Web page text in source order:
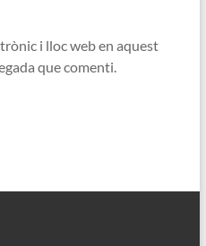
i lloc web en aquest
que comenti.